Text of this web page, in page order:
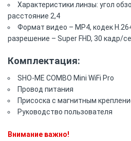
Характеристики линзы: угол
расстояние 2,4
Формат видео – MP4, кодек
разрешение – Super FHD, 30 кадр/
Комплектация:
SHO-ME COMBO Mini WiFi Pro
Провод питания
Присоска с магнитным
Руководство пользователя
Внимание важно!